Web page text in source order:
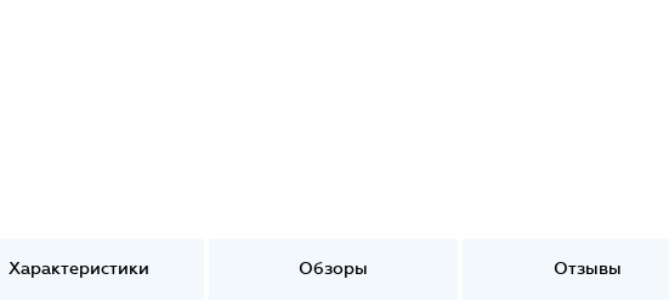
Характеристики Обзоры Отзывы